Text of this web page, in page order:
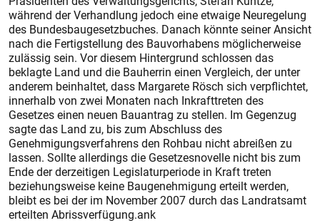
während der Verhandlung jedoch eine etwaige Neuregelung
des Bundesbaugesetzbuches. Danach könnte seiner Ansicht
nach die Fertigstellung des Bauvorhabens möglicherweise
zulässig sein. Vor diesem Hintergrund schlossen das
beklagte Land und die Bauherrin einen Vergleich, der unter
anderem beinhaltet, dass Margarete Rösch sich verpflichtet,
innerhalb von zwei Monaten nach Inkrafttreten des
Gesetzes einen neuen Bauantrag zu stellen. Im Gegenzug
sagte das Land zu, bis zum Abschluss des
Genehmigungsverfahrens den Rohbau nicht abreißen zu
lassen. Sollte allerdings die Gesetzesnovelle nicht bis zum
Ende der derzeitigen Legislaturperiode in Kraft treten
beziehungsweise keine Baugenehmigung erteilt werden,
bleibt es bei der im November 2007 durch das Landratsamt
erteilten Abrissverfügung.ank